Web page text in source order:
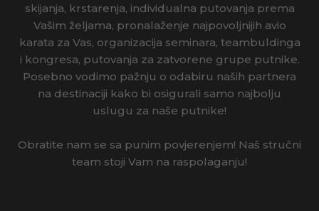
skijanja, krstarenja, individualna putovanja prema
Vašim željama, pronalaženje najpovoljnijih avio
karata za Vas, organizacija seminara, teambuldinga
i kongresa, putovanja za zatvorene grupe putnike.
Posebno vodimo pažnju o odabiru naših partnera
na destinaciji kako bi osigurali samo najbolju
uslugu za naše putnike!
Obratite nam se sa punim povjerenjem! Naš stručni
team stoji Vam na raspolaganju!